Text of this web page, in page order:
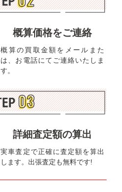
概算価格をご連絡
概算の買取金額をメールまた
は、お電話にてご連絡いたしま
す。
詳細査定額の算出
実車査定で正確に査定額を算出
します。出張査定も無料です!